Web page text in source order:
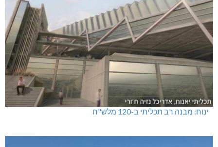
ינוח: מבנה רב תכליתי ב-120 מלש"ח